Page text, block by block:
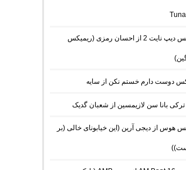
دانلود ریمیکس دیپ نایت 2 از احسان رمزی (ریمیکس
دوست دارم خستم نکن از سایه
ترکی بانا سن لازیمسین از شعبان گدیک
هوس از دیجی آرین (این خیابونای خالی (بر